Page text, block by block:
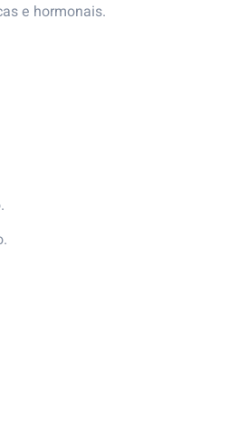
e hormonais.